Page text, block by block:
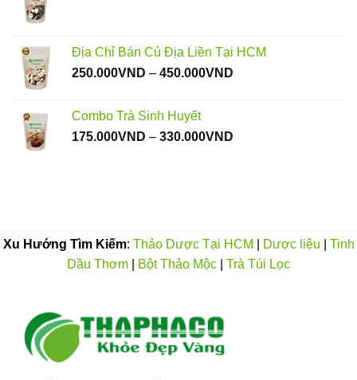
Địa Chỉ Bán Củ Địa Liền Tại HCM
250.000VND – 450.000VND
Combo Trà Sinh Huyết
175.000VND – 330.000VND
Xu Hướng Tìm Kiếm: Thảo Dược Tại HCM Dược liệu
Tinh
Dầu Thơm
Bột Thảo Mộc Trà Túi Lọc